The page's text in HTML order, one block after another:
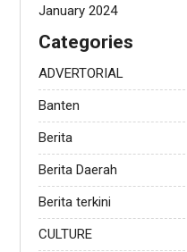
January 2024
Categories
ADVERTORIAL
Banten
Berita
Berita Daerah
Berita terkini
CULTURE